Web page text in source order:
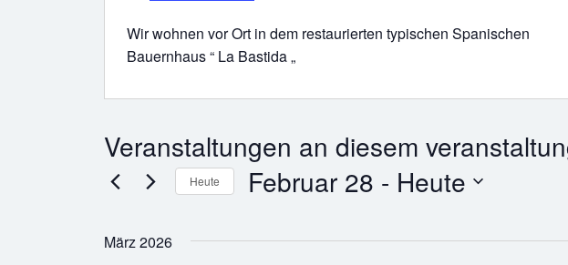
Wir wohnen vor Ort in dem restaurierten typischen Spanischen
Bauernhaus “ La Bastida „
Veranstaltungen an diesem
Heute Februar 28 - Heute
März 2026